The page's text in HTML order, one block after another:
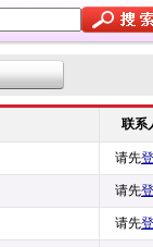
联系
请先
请先
请先